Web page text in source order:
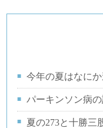
今年の夏はなに
パーキンソン病
夏の273と十勝